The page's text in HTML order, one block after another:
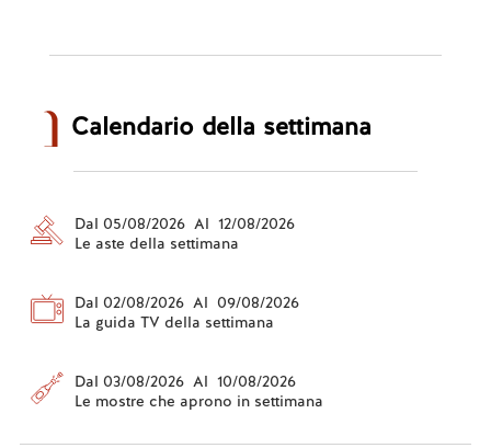
Calendario della settimana
Dal 05/08/2026 Al 12/08/2026
Le aste della settimana
Dal 02/08/2026 Al 09/08/2026
La guida TV della settimana
Dal 03/08/2026 Al 10/08/2026
Le mostre che aprono in settimana